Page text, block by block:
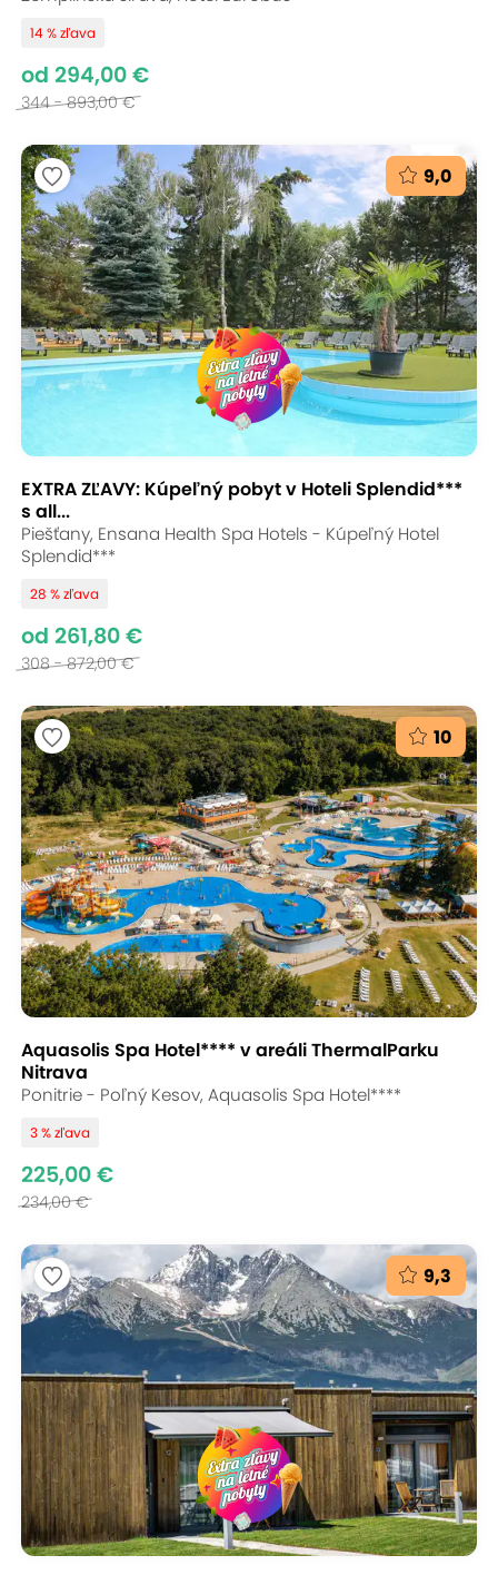
14 % zľava
od 294,00 €
344 - 893,00 €
9,0
EXTRA ZĽAVY: Kúpeľný pobyt v Hoteli Splendid***
s all...
Piešťany, Ensana Health Spa Hotels - Kúpeľný Hotel
Splendid***
28 % zľava
od 261,80 €
308 - 872,00 €
10
Aquasolis Spa Hotel**** v areáli ThermalParku
Nitrava
Ponitrie - Poľný Kesov, Aquasolis Spa Hotel****
3 % zľava
225,00 €
234,00 €
9,3